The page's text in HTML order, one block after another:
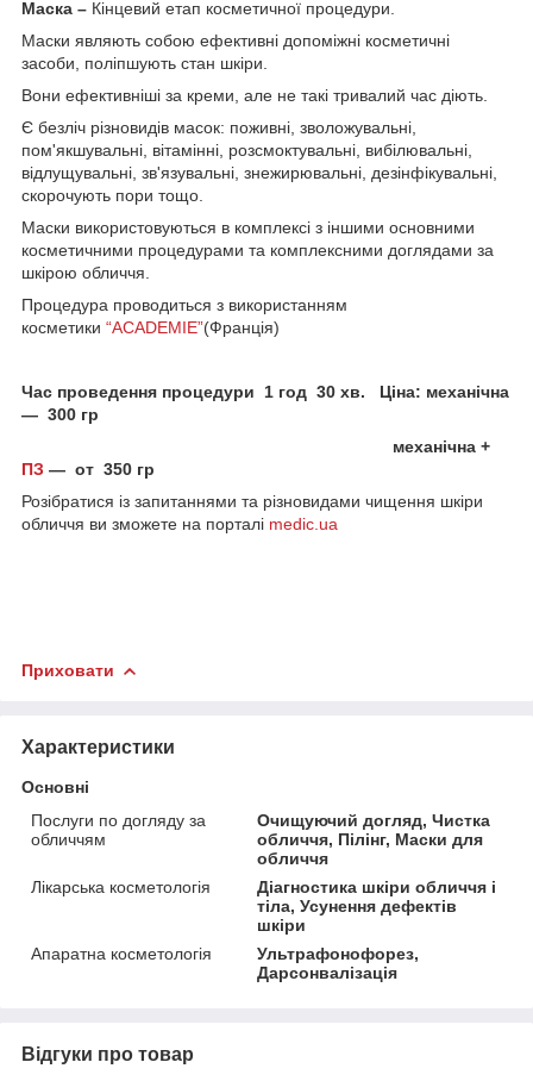
Маска – Кінцевий етап косметичної процедури.
Маски являють собою ефективні допоміжні косметичні
засоби, поліпшують стан шкіри.
Вони ефективніші за креми, але не такі тривалий час діють.
Є безліч різновидів масок: поживні, зволожувальні,
пом'якшувальні, вітамінні, розсмоктувальні, вибілювальні,
відлущувальні, зв'язувальні, знежирювальні, дезінфікувальні,
скорочують пори тощо.
Маски використовуються в комплексі з іншими основними
косметичними процедурами та комплексними доглядами за
шкірою обличчя.
Процедура проводиться з використанням
косметики “ACADEMIE”(Франція)
Час проведення процедури 1 год 30 хв. Ціна: механічна
— 300 гр
механічна +
ПЗ ― от 350 гр
Розібратися із запитаннями та різновидами чищення шкіри
обличчя ви зможете на порталі medic.ua
Приховати
Характеристики
Основні
Послуги по догляду за
обличчям
Очищуючий догляд, Чистка
обличчя, Пілінг, Маски для
обличчя
Лікарська косметологія
Діагностика шкіри обличчя і
тіла, Усунення дефектів
шкіри
Апаратна косметологія
Ультрафонофорез,
Дарсонвалізація
Відгуки про товар